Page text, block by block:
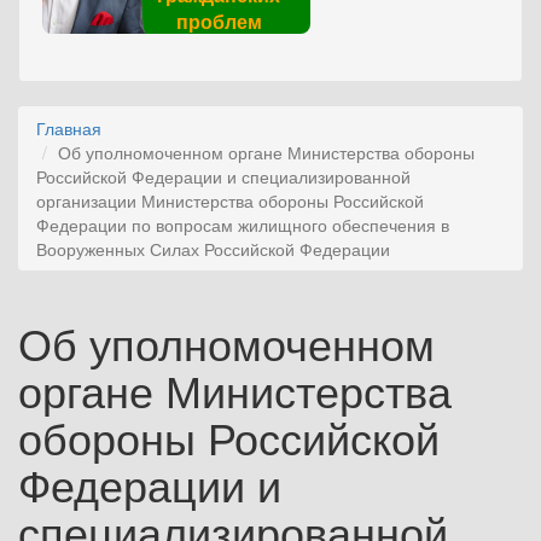
проблем
Главная
Об уполномоченном органе Министерства обороны
Российской Федерации и специализированной
организации Министерства обороны Российской
Федерации по вопросам жилищного обеспечения в
Вооруженных Силах Российской Федерации
Об уполномоченном
органе Министерства
обороны Российской
Федерации и